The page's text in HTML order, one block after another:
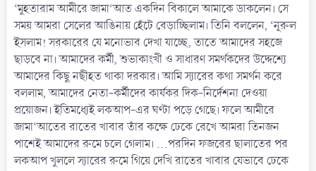
‘মুহতারাম আমীরে জামা‘আত একদিন বিকালে আমাকে ডাকলেন। সে
সময় আমরা সেলের আঙিনায় হেঁটে বেড়াচ্ছিলাম। তিনি বললেন, ‘নূরুল
ইসলাম! সরকারের যে মনোভাব দেখা যাচ্ছে, তাতে আমাদের সহজে
ছাড়বে না। আমাদের কর্মী, শুভাকাংখী ও সাধারণ সমর্থকদের উদ্দেশ্যে
আমাদের কিছু নছীহত থাকা দরকার। আমি স্যারের কথা সমর্থন করে
বললাম, আমাদের নেতা-কর্মীদের কার্যকর দিক-নির্দেশনা দেওয়া
প্রয়োজন। ইতিমধ্যেই লকআপ-এর ঘণ্টা পড়ে গেছে। ফলে আমীরে
জামা‘আতের রাতের খাবার তাঁর কক্ষে ঢেকে রেখে আমরা তিনজন
পাশেই আমাদের রুমে চলে গেলাম। ...পরদিন ফজরের ছালাতের পর
লকআপ খুললে স্যারের রুমে গিয়ে দেখি রাতের খাবার যেভাবে ঢেকে